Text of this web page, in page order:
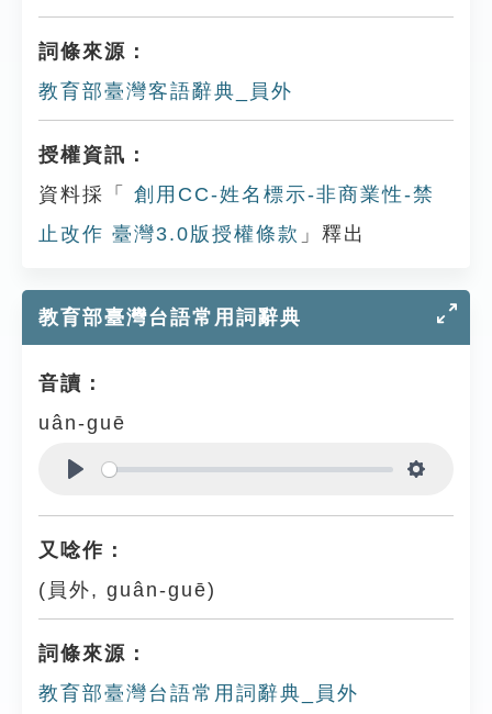
詞條來源：
教育部臺灣客語辭典_員外
授權資訊：
資料採「
創用CC-姓名標示-非商業性-禁
止改作 臺灣3.0版授權條款 」釋出
教育部臺灣台語常用詞辭典
音讀：
uân-guē
又唸作：
(員外, guân-guē)
詞條來源：
教育部臺灣台語常用詞辭典_員外